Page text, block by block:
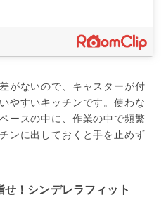
がないので、キャスターが付
やすいキッチンです。使わな
ースの中に、作業の中で頻繁
ンに出しておくと手を止めず
！シンデレラフィット